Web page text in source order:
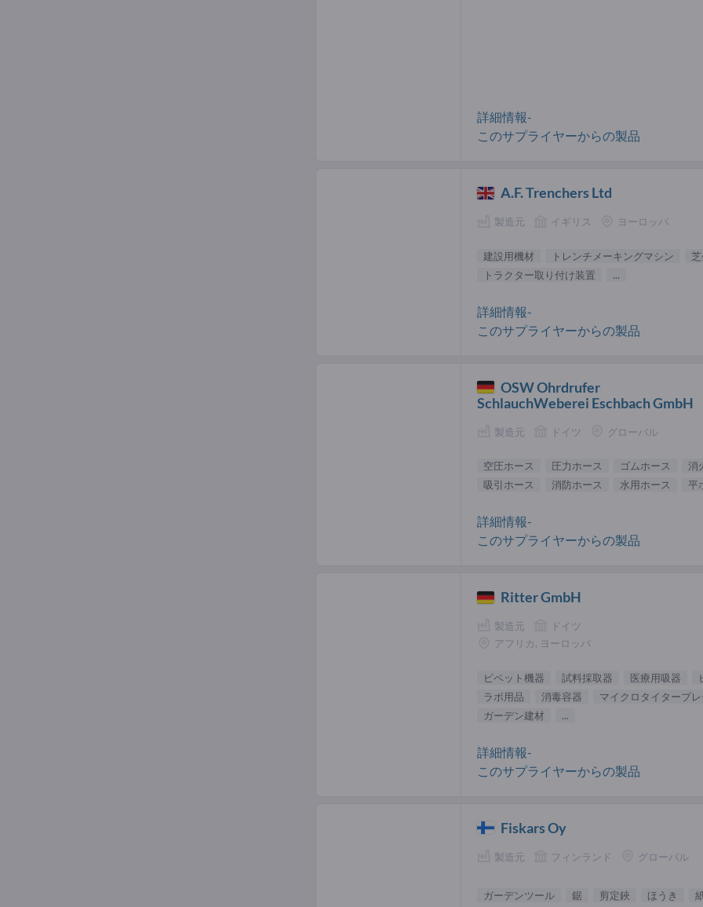
詳細情報-
このサプライヤーからの製品
A.F. Trenchers Ltd
製造元 イギリス ヨーロッパ
建設用機材 トレンチメーキングマシン
トラクター取り付け装置
...
詳細情報-
このサプライヤーからの製品
OSW Ohrdrufer
SchlauchWeberei Eschbach GmbH
製造元 ドイツ グローバル
空圧ホース 圧力ホース ゴムホース 消
吸引ホース
消防ホース 水用ホース 平
詳細情報-
このサプライヤーからの製品
Ritter GmbH
製造元
ドイツ
アフリカ, ヨーロッパ
ピペット機器 試料採取器 医療用吸器
ラボ用品
消毒容器 マイクロタイタープレ
ガーデン建材
...
詳細情報-
このサプライヤーからの製品
Fiskars Oy
製造元 フィンランド グローバル
ガーデンツール 鋸 剪定鋏 ほうき